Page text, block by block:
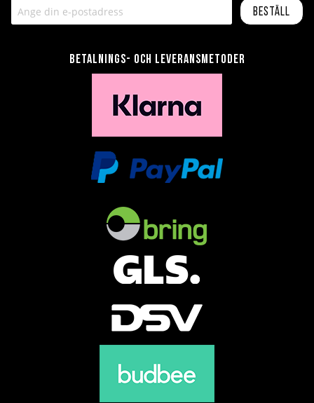
Beställ
Betalnings- och leveransmetoder